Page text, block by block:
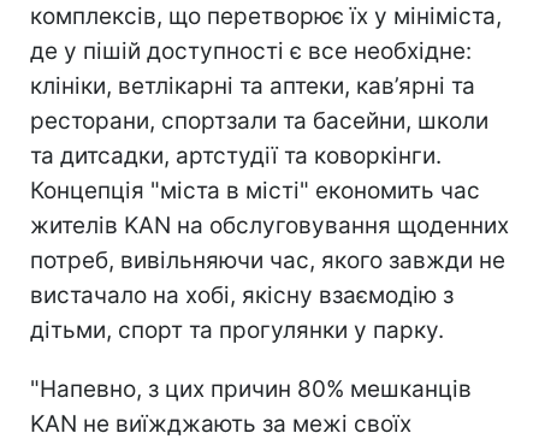
комплексів, що перетворює їх у мініміста,
де у пішій доступності є все необхідне:
клініки, ветлікарні та аптеки, кав’ярні та
ресторани, спортзали та басейни, школи
та дитсадки, артстудії та коворкінги.
Концепція "міста в місті" економить час
жителів KAN на обслуговування щоденних
потреб, вивільняючи час, якого завжди не
вистачало на хобі, якісну взаємодію з
дітьми, спорт та прогулянки у парку.
"Напевно, з цих причин 80% мешканців
KAN не виїжджають за межі своїх